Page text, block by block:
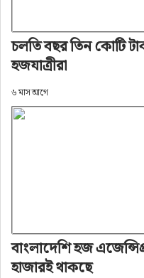
চলতি বছর তিন কোটি
হজযাত্রীরা
৬ মাস আগে
বাংলাদেশি হজ
হাজারই থাকছে